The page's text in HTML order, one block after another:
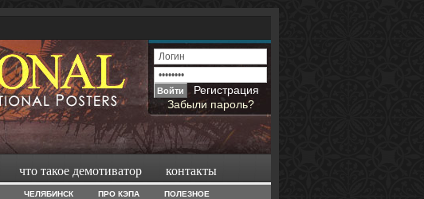
Регистрация
Забыли пароль?
что такое демотиватор контакты
ЧЕЛЯБИНСК ПРО КЭПА ПОЛЕЗНОЕ